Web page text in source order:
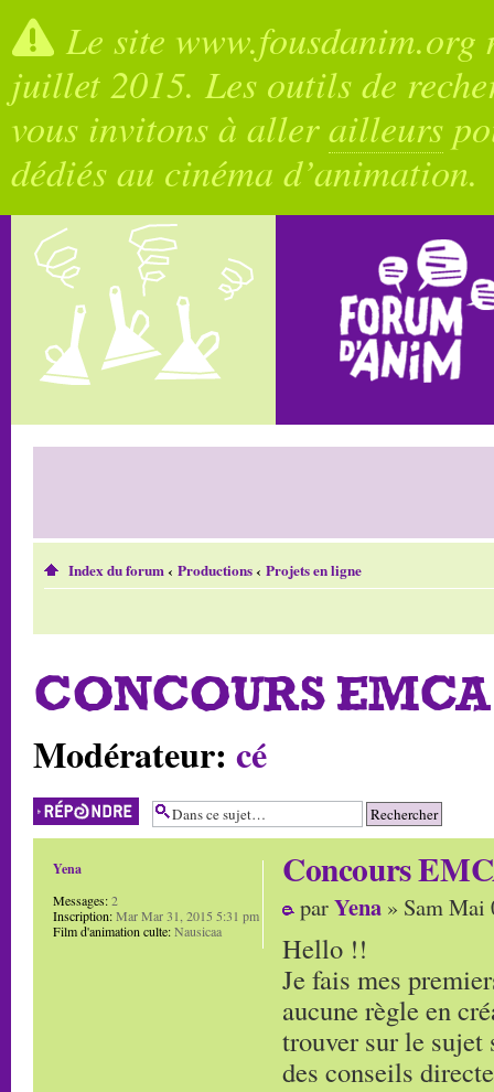
Le site
juillet 2015. Les outils de
vous invitons à allerailleurs
dédiés au cinéma d’animation.
Index du forum‹ Productions‹ Projets en ligne
CONCOURS
Modérateur: cé
Répondre
Concours
parYena » Sam Mai
Hello !!
Je fais mes
aucune règle en
trouver sur le sujet
des conseils
Yena
Messages:2
Inscription:Mar Mar 31, 2015 5:31 pm
Film d'animation culte:Nausicaa